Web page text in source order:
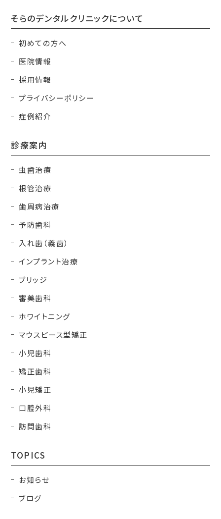
そらのデンタルクリニックについて
初めての方へ
医院情報
採用情報
プライバシーポリシー
症例紹介
診療案内
虫歯治療
根管治療
歯周病治療
予防歯科
入れ歯（義歯）
インプラント治療
ブリッジ
審美歯科
ホワイトニング
マウスピース型矯正
小児歯科
矯正歯科
小児矯正
口腔外科
訪問歯科
TOPICS
お知らせ
ブログ